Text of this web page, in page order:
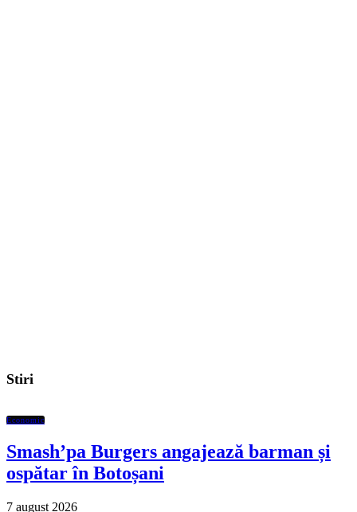
Stiri
Economic
Smash’pa Burgers angajează barman și
ospătar în Botoșani
7 august 2026